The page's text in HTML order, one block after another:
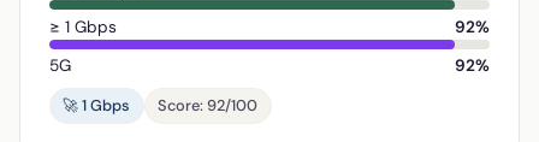
≥ 1 Gbps
92%
5G
92%
🚀 1 Gbps
Score: 92/100